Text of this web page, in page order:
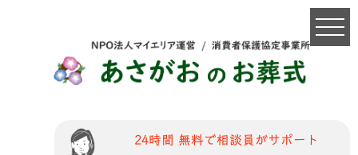
24時間 無料で相談員がサポート